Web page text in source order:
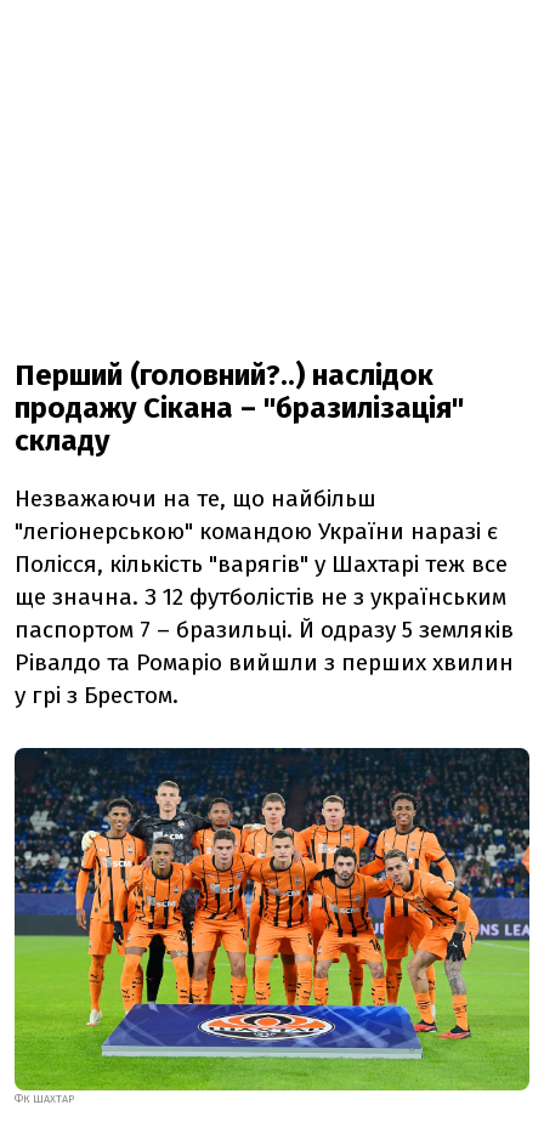
Перший (головний?..) наслідок
продажу Сікана – "бразилізація"
складу
Незважаючи на те, що найбільш
"легіонерською" командою України наразі є
Полісся, кількість "варягів" у Шахтарі теж все
ще значна. З 12 футболістів не з українським
паспортом 7 – бразильці. Й одразу 5 земляків
Рівалдо та Ромаріо вийшли з перших хвилин
у грі з Брестом.
ФК ШАХТАР